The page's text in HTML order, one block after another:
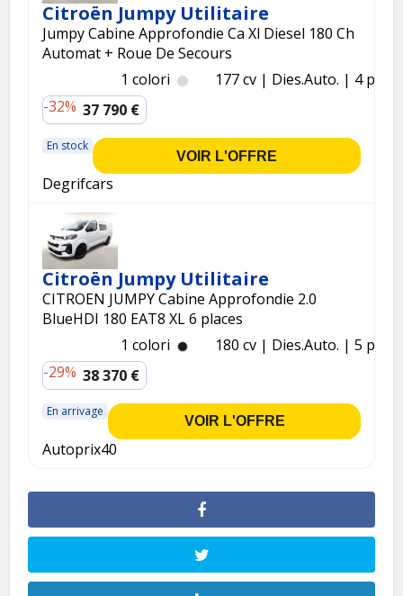
Citroën Jumpy Utilitaire
Jumpy Cabine Approfondie Ca Xl Diesel 180 Ch
Automat + Roue De Secours
1 colori
177 cv Dies.Auto.
4 p.
-32% 37 790 €
En stock
VOIR L'OFFRE
Degrifcars
Citroën Jumpy Utilitaire
CITROEN JUMPY Cabine Approfondie 2.0
BlueHDI 180 EAT8 XL 6 places
1 colori
180 cv Dies.Auto.
5 p.
-29% 38 370 €
En arrivage
VOIR L'OFFRE
Autoprix40